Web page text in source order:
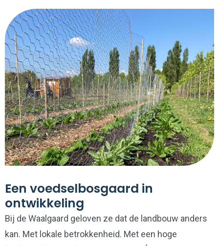
Een voedselbosgaard in
ontwikkeling
Bij de Waalgaard geloven ze dat de landbouw anders
kan. Met lokale betrokkenheid. Met een hoge